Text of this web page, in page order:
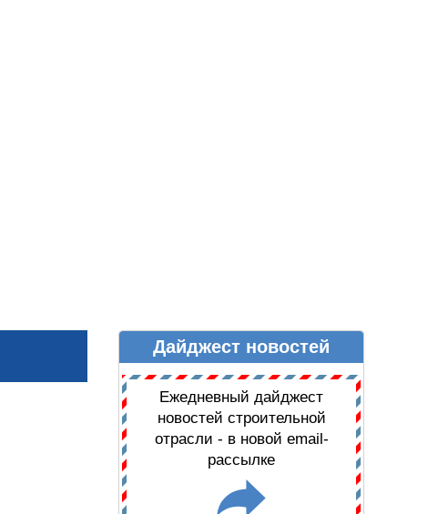
ДАЙДЖЕСТ НОВОСТЕЙДайджест новостей
Ежедневный дайджест
новостей строительной
отрасли - в новой email-
рассылке